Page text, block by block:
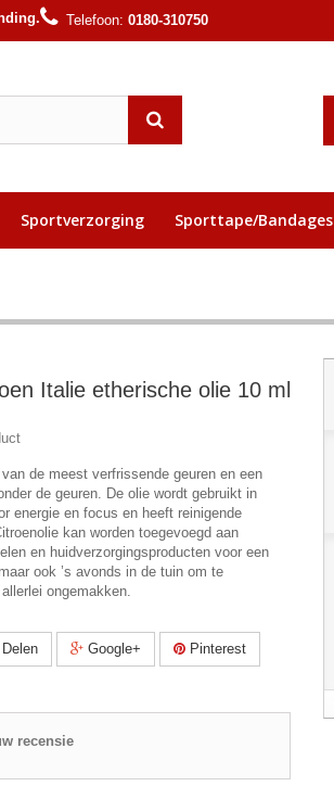
Telefoon: 0180-310750
Sportverzorging Sporttape/Bandages
Italie etherische olie 10 ml
de meest verfrissende geuren en een
de geuren. De olie wordt gebruikt in
energie en focus en heeft reinigende
kan worden toegevoegd aan
en huidverzorgingsproducten voor een
ook ’s avonds in de tuin om te
ongemakken.
Google+ Pinterest
recensie